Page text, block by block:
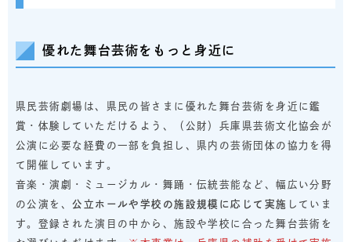
優れた舞台芸術をもっと身近に
県民芸術劇場は、県民の皆さまに優れた舞台芸術を身近に鑑
賞・体験していただけるよう、（公財）兵庫県芸術文化協会が
公演に必要な経費の一部を負担し、県内の芸術団体の協力を得
て開催しています。
音楽・演劇・ミュージカル・舞踊・伝統芸能など、幅広い分野
の公演を、公立ホールや学校の施設規模に応じて実施 していま
す。登録された演目の中から、施設や学校に合った舞台芸術を